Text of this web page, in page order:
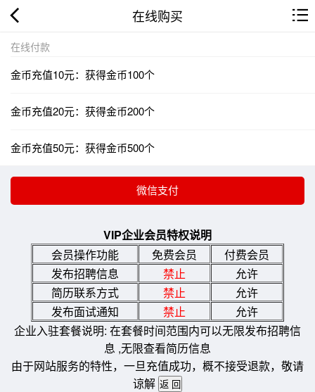
在线购买
在线付款
金币充值10元：获得金币100个
金币充值20元：获得金币200个
金币充值50元：获得金币500个
VIP企业会员特权说明
会员操作功能
免费会员
付费会员
发布招聘信息
禁止
允许
简历联系方式
禁止
允许
发布面试通知
禁止
允许
企业入驻套餐说明: 在套餐时间范围内可以无限发布招聘信
息 ,无限查看简历信息
由于网站服务的特性，一旦充值成功，概不接受退款，敬请
谅解